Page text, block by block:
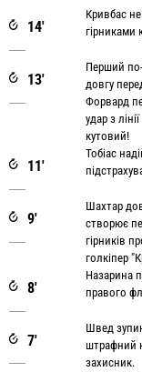
14'
Кривбас
гірниками
13'
Перший
довгу
Форвард
удар з
кутовий!
11'
Тобіас
9'
Шахтар
створює
гірників
голкіпер
8'
Назарина
правого
7'
Швед
штрафний
захисник.